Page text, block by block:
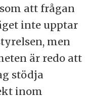
att frågan
inte upptar
men
är redo att
stödja
inom